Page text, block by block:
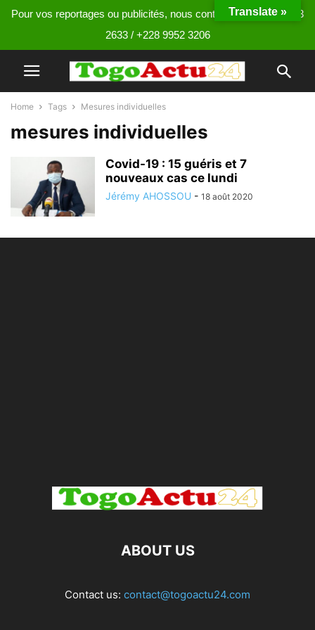
Pour vos reportages ou publicités, nous contacter au +228 9013
2633 / +228 9952 3206
Home Tags Mesures individuelles
mesures individuelles
Covid-19 : 15 guéris et 7
nouveaux cas ce lundi
Jérémy AHOSSOU - 18 août 2020
ABOUT US
Contact us: contact@togoactu24.com
Translate »